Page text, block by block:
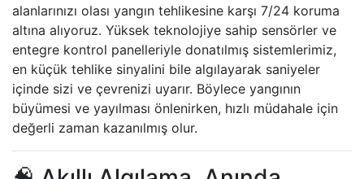
alanlarınızı olası yangın tehlikesine karşı 7/24 koruma
altına alıyoruz. Yüksek teknolojiye sahip sensörler ve
entegre kontrol panelleriyle donatılmış sistemlerimiz,
en küçük tehlike sinyalini bile algılayarak saniyeler
içinde sizi ve çevrenizi uyarır. Böylece yangının
büyümesi ve yayılması önlenirken, hızlı müdahale için
değerli zaman kazanılmış olur.